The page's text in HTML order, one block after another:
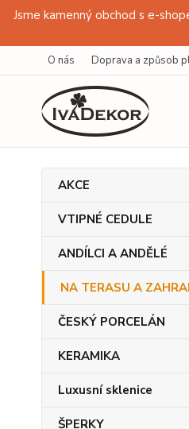
Jsme kamenný obchod s e-
O nás Doprava a způsob
AKCE
VTIPNÉ CEDULE
ANDÍLCI A ANDĚLÉ
NA TERASU A
ČESKÝ PORCELÁN
KERAMIKA
Luxusní sklenice
ŠPERKY